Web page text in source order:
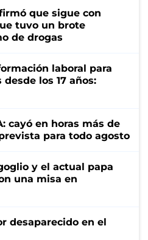
que sigue con
tuvo un brote
de drogas
laboral para
los 17 años:
cayó en horas más de
para todo agosto
y el actual papa
una misa en
desaparecido en el